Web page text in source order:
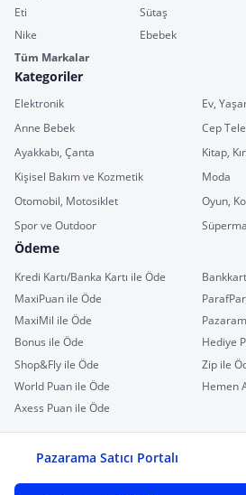
Eti
Sütaş
Nike
Ebebek
Tüm Markalar
Kategoriler
Elektronik
Ev,
Anne Bebek
Cep
Ayakkabı, Çanta
Kitap,
Kişisel Bakım ve Kozmetik
Moda
Otomobil, Motosiklet
Oyun,
Spor ve Outdoor
Ödeme
Kredi Kartı/Banka Kartı ile Öde
MaxiPuan ile Öde
MaxiMil ile Öde
Bonus ile Öde
Hediye
Shop&Fly ile Öde
Zip ile
World Puan ile Öde
Hemen
Axess Puan ile Öde
Pazarama Satıcı Portalı